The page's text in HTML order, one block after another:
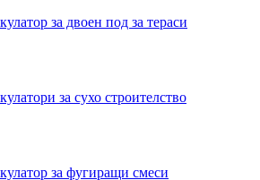
за двоен под за тераси
за сухо строителство
за фугиращи смеси